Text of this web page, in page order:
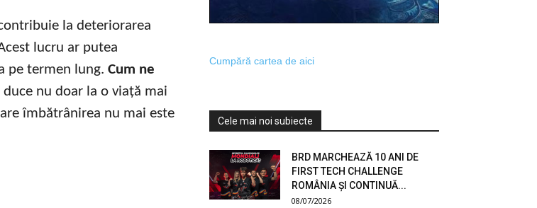
la deteriorarea
lucru ar putea
pe termen lung. Cum ne
nu doar la o viață mai
îmbătrânirea nu mai este
Cumpără cartea de aici
Cele mai noi subiecte
BRD MARCHEAZĂ 10 ANI DE
FIRST TECH CHALLENGE
ROMÂNIA ȘI CONTINUĂ...
08/07/2026